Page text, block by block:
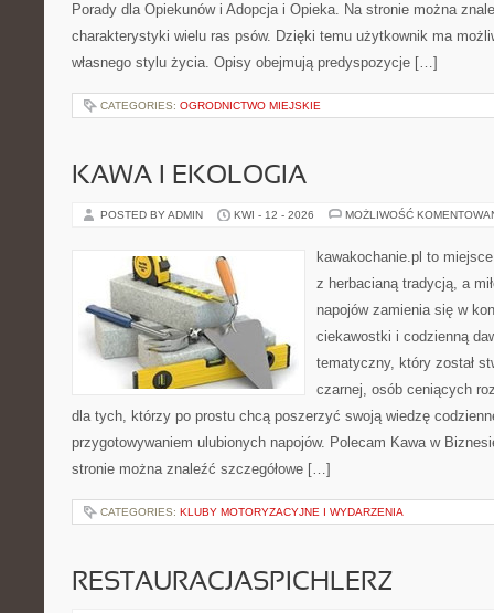
Porady dla Opiekunów i Adopcja i Opieka. Na stronie można
charakterystyki wielu ras psów. Dzięki temu użytkownik ma
własnego stylu życia. Opisy obejmują predyspozycje […]
CATEGORIES: OGRODNICTWO MIEJSKIE
KAWA I EKOLOGIA
POSTED BY ADMIN KWI - 12 - 2026 MOŻLIWOŚĆ
kawakochanie.pl to
z herbacianą tradycją, a
napojów zamienia się w
ciekawostki i codzienną
tematyczny, który został
czarnej, osób ceniących
dla tych, którzy po prostu chcą poszerzyć swoją wiedzę
przygotowywaniem ulubionych napojów. Polecam Kawa w
stronie można znaleźć szczegółowe […]
CATEGORIES: KLUBY MOTORYZACYJNE I WYDARZENIA
RESTAURACJASPICHLERZ